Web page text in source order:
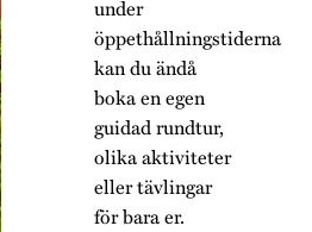
under
öppethållningstiderna
kan du ändå
boka en egen
guidad rundtur,
olika aktiviteter
eller tävlingar
för bara er.